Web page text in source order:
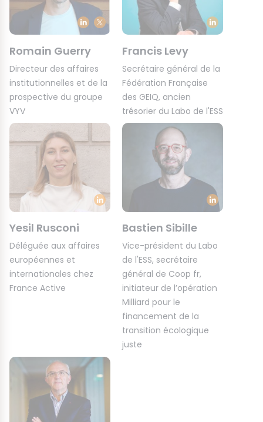
Romain Guerry
Directeur des affaires
institutionnelles et de la
prospective du groupe
VYV
Francis Levy
Secrétaire général de la
Fédération Française
des GEIQ, ancien
trésorier du Labo de l'ESS
Yesil Rusconi
Déléguée aux affaires
européennes et
internationales chez
France Active
Bastien Sibille
Vice-président du Labo
de l'ESS, secrétaire
général de Coop fr,
initiateur de l’opération
Milliard pour le
financement de la
transition écologique
juste